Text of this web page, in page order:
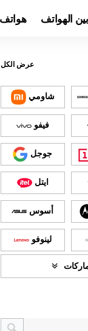
الهواتف
عرض الكل
شاومي
فيفو
جوجل
ايتل
أسوس
لينوفو